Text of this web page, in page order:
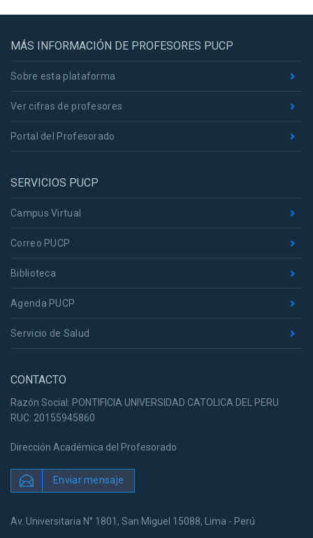
MÁS INFORMACIÓN DE PROFESORES PUCP
Sobre esta plataforma
Ver cifras de profesores
Portal del Profesorado
SERVICIOS PUCP
Campus Virtual
Correo PUCP
Biblioteca
Agenda PUCP
Servicio de Salud
CONTACTO
Razón Social: PONTIFICIA UNIVERSIDAD CATOLICA DEL PERU
RUC: 20155945860
Dirección Académica del Profesorado
Enviar mensaje
Av. Universitaria N° 1801, San Miguel 15088, Lima - Perú